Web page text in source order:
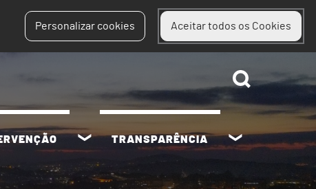
Personalizar cookies Aceitar todos os Cookies
TRANSPARÊNCIA